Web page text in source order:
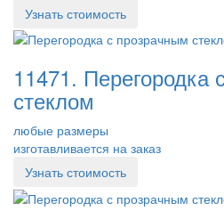
Узнать стоимость
11471. Перегородка
стеклом
любые размеры
изготавливается на заказ
Узнать стоимость